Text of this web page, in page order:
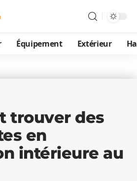
Équipement Extérieur
trouver des
en
intérieure au